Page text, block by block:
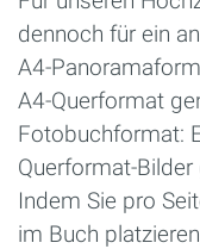
dennoch für ein
A4-
A4-Querformat
Fotobuchformat:
Querformat-
Indem Sie pro
im Buch